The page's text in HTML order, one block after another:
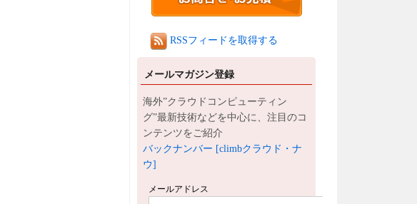
RSSフィードを取得する
メールマガジン登録
海外”クラウドコンピューティン
グ”最新技術などを中心に、注目のコ
ンテンツをご紹介
バックナンバー [climbクラウド・ナ
ウ]